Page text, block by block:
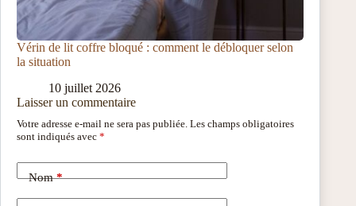
Vérin de lit coffre bloqué : comment le débloquer selon
la situation
10 juillet 2026
Laisser un commentaire
Votre adresse e-mail ne sera pas publiée. Les champs obligatoires
sont indiqués avec *
Nom*